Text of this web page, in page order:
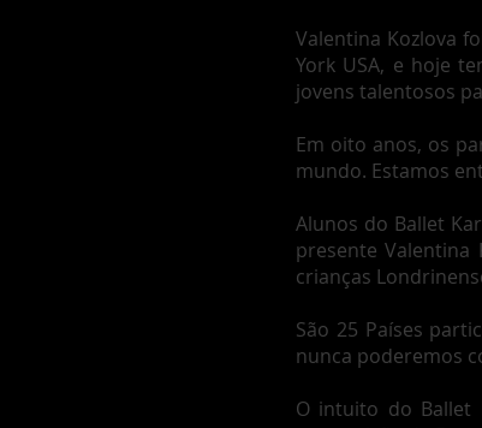
Valentina Kozlova
York USA, e hoje
jovens talentosos
Em oito anos, os
mundo. Estamos
Alunos do Ballet
presente Valentina
crianças
São 25 Países
nunca poderemos
O intuito do Ballet